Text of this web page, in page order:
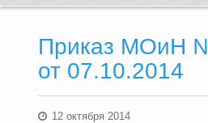
Приказ МОиН
от 07.10.2014
12 октября 2014